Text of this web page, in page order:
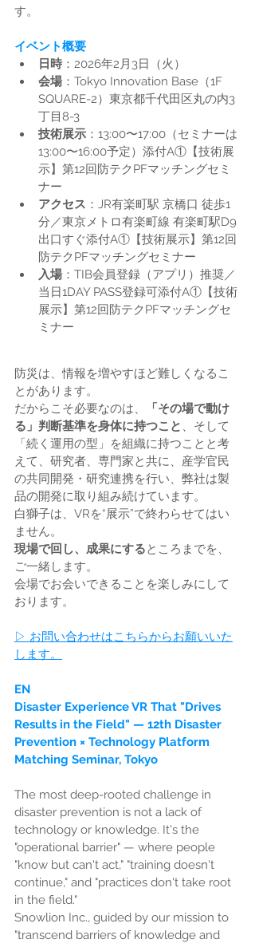
す。
イベント概要
日時 ：2026年2月3日（火）
会場 ：Tokyo Innovation Base（1F
SQUARE-2）東京都千代田区丸の内3
丁目8-3
技術展示 ：13:00〜17:00（セミナーは
13:00〜16:00予定）添付A①【技術展
示】第12回防テクPFマッチングセミ
ナー
アクセス ：JR有楽町駅 京橋口 徒歩1
分／東京メトロ有楽町線 有楽町駅D9
出口すぐ添付A①【技術展示】第12回
防テクPFマッチングセミナー
入場 ：TIB会員登録（アプリ）推奨／
当日1DAY PASS登録可添付A①【技術
展示】第12回防テクPFマッチングセ
ミナー
防災は、情報を増やすほど難しくなるこ
とがあります。
だからこそ必要なのは、
「その場で動け
る」判断基準を身体に持つこと 、そして
「続く運用の型」を組織に持つことと考
えて、研究者、専門家と共に、産学官民
の共同開発・研究連携を行い、弊社は製
品の開発に取り組み続けています。
白獅子は、VRを“展示”で終わらせてはい
ません。
現場で回し、成果にするところまでを、
ご一緒します。
会場でお会いできることを楽しみにして
おります。
▷ お問い合わせはこちらからお願いいた
します。
EN
Disaster Experience VR That "Drives
Results in the Field" — 12th Disaster
Prevention × Technology Platform
Matching Seminar, Tokyo
The most deep-rooted challenge in
disaster prevention is not a lack of
technology or knowledge. It's the
"operational barrier" — where people
"know but can't act," "training doesn't
continue," and "practices don't take root
in the field."
Snowlion Inc., guided by our mission to
"transcend barriers of knowledge and